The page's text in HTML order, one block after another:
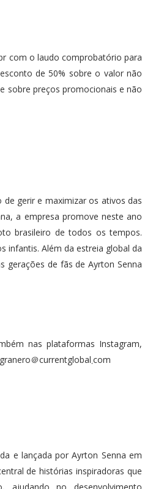
de 50% sobre o valor não
sobre preços promocionais e não
de gerir e maximizar os ativos das
a empresa promove neste ano
brasileiro de todos os tempos.
infantis. Além da estreia global da
gerações de fãs de Ayrton Senna
nas plataformas Instagram,
Twitter, Youtube e TikTok. Para pautas, contatar: Luiza Granero (11) 9 8825-4179 lgranero＠currentglobal܂com
e lançada por Ayrton Senna em
de histórias inspiradoras que